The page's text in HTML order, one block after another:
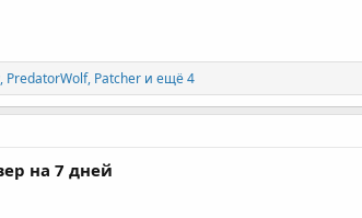
, PredatorWolf, Patcherи ещё 4
на 7 дней